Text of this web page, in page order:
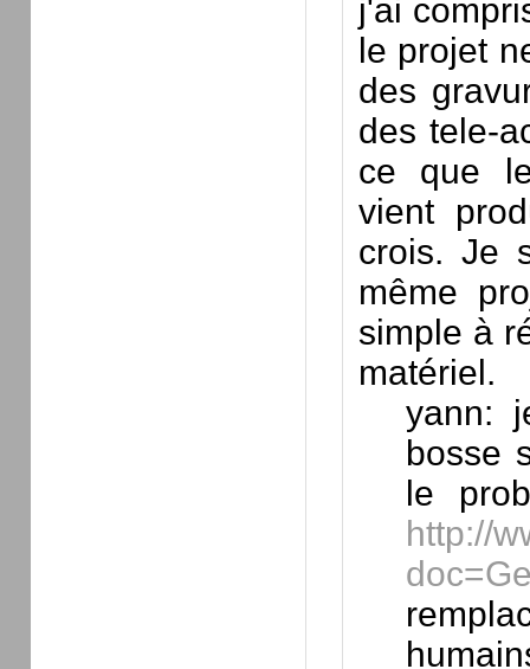
j'ai
le projet
des
des tele-
ce que
vient
crois. Je
même
simple à
matériel.
yann:
bosse
le
http://